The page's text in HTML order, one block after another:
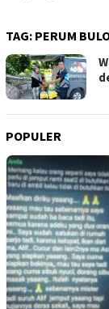
TAG: PERUM
POPULER